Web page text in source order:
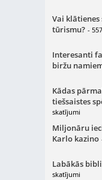
Vai klātienes
tūrismu? -
Interesanti
biržu
Kādas
tiešsaistes
skatījumi
Miljonāru
Karlo kazino
Labākās
skatījumi